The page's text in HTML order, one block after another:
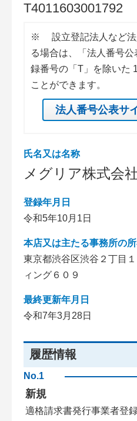
T4011603001792
※
設立登記法人など
る場合は、「法人番号
録番号の「T」を除いた
ことができます。
法人番号公表サ
氏名又は名称
メグリア株式会
登録年月日
令和5年10月1日
本店又は主たる事務所の
東京都渋谷区渋谷２丁目
ィング６０９
最終更新年月日
令和7年3月28日
履歴情報
No.1
新規
適格請求書発行事業者登